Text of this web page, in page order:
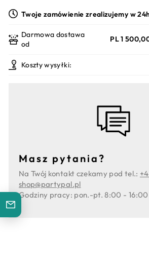
Twoje zamówienie zrealizujemy w
Darmowa dostawa
od
PL 1
Koszty wysyłki:
Masz pytania?
Na Twój kontakt czekamy pod tel.:
shop@partypal.pl
Godziny pracy: pon.-pt. 8:00 - 16:00